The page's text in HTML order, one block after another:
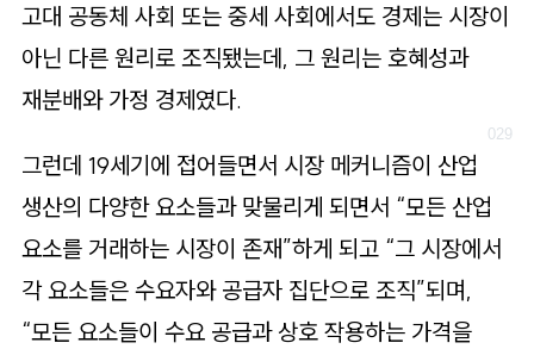
고대 공동체 사회 또는 중세 사회에서도 경제는 시장이
아닌 다른 원리로 조직됐는데, 그 원리는 호혜성과
재분배와 가정 경제였다.
그런데 19세기에 접어들면서 시장 메커니즘이 산업
생산의 다양한 요소들과 맞물리게 되면서 “모든 산업
요소를 거래하는 시장이 존재”하게 되고 “그 시장에서
각 요소들은 수요자와 공급자 집단으로 조직”되며,
“모든 요소들이 수요 공급과 상호 작용하는 가격을